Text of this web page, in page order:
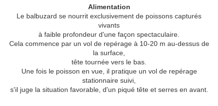
Alimentation
Le balbuzard se nourrit exclusivement de poissons capturés
vivants
à faible profondeur d'une façon spectaculaire.
Cela commence par un vol de repérage à 10-20 m au-dessus de
la surface,
tête tournée vers le bas.
Une fois le poisson en vue, il pratique un vol de repérage
stationnaire suivi,
s'il juge la situation favorable, d'un piqué tête et serres en avant.